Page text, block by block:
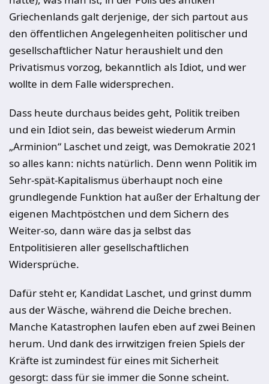
Griechenlands galt derjenige, der sich partout aus
den öffentlichen Angelegenheiten politischer und
gesellschaftlicher Natur heraushielt und den
Privatismus vorzog, bekanntlich als Idiot, und wer
wollte in dem Falle widersprechen.
Dass heute durchaus beides geht, Politik treiben
und ein Idiot sein, das beweist wiederum Armin
„Arminion“ Laschet und zeigt, was Demokratie 2021
so alles kann: nichts natürlich. Denn wenn Politik im
Sehr-spät-Kapitalismus überhaupt noch eine
grundlegende Funktion hat außer der Erhaltung der
eigenen Machtpöstchen und dem Sichern des
Weiter-so, dann wäre das ja selbst das
Entpolitisieren aller gesellschaftlichen
Widersprüche.
Dafür steht er, Kandidat Laschet, und grinst dumm
aus der Wäsche, während die Deiche brechen.
Manche Katastrophen laufen eben auf zwei Beinen
herum. Und dank des irrwitzigen freien Spiels der
Kräfte ist zumindest für eines mit Sicherheit
gesorgt: dass für sie immer die Sonne scheint.